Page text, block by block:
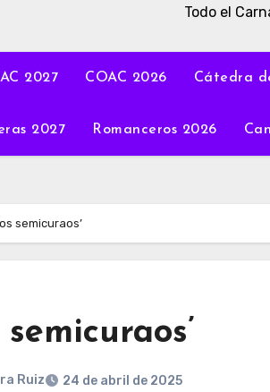
Todo el
2027 COAC 2026 Cátedra
2027 Romanceros 2026
semicuraos’
Ruiz 24 de abril de 2025